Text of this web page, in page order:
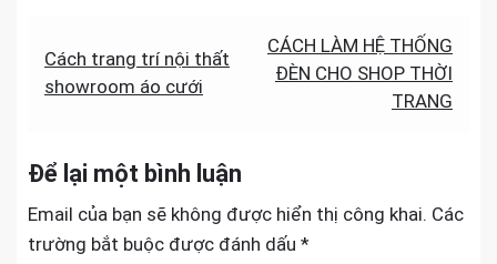
Điều
hướng
Cách trang trí nội thất
showroom áo cưới
CÁCH LÀM HỆ THỐNG
ĐÈN CHO SHOP THỜI
TRANG
Để lại một bình luận
Email của bạn sẽ không được hiển thị công khai. Các
trường bắt buộc được đánh dấu *